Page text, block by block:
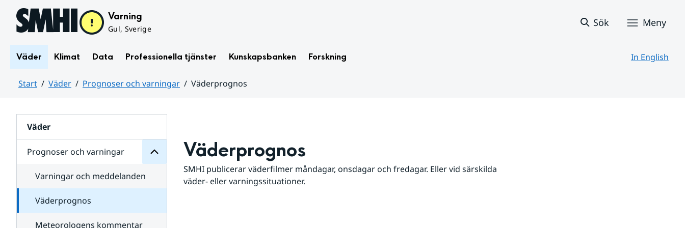
Hoppa till sidans innehåll Varning
Gul, Sverige
Sök Meny
Väder Klimat Data Professionella tjänster Kunskapsbanken Forskning In English
Start Väder Prognoser och varningar
Väderprognos
Väder
Prognoser och varningar
för
varningar
Varningar och meddelanden
Väderprognos
Meteorologens kommentar
Väderprognos
SMHI publicerar väderfilmer måndagar, onsdagar och fredagar. Eller vid särskilda
väder- eller varningssituationer.